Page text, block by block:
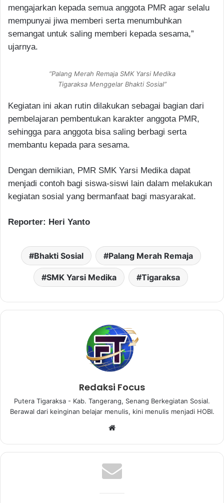
mengajarkan kepada semua anggota PMR agar selalu
mempunyai jiwa memberi serta menumbuhkan
semangat untuk saling memberi kepada sesama,”
ujarnya.
“Palang Merah Remaja SMK Yarsi Medika
Tigaraksa Menggelar Bhakti Sosial”
Kegiatan ini akan rutin dilakukan sebagai bagian dari
pembelajaran pembentukan karakter anggota PMR,
sehingga para anggota bisa saling berbagi serta
membantu kepada para sesama.
Dengan demikian, PMR SMK Yarsi Medika dapat
menjadi contoh bagi siswa-siswi lain dalam melakukan
kegiatan sosial yang bermanfaat bagi masyarakat.
Reporter: Heri Yanto
Bhakti Sosial Palang Merah Remaja
SMK Yarsi Medika Tigaraksa
Redaksi Focus
Putera Tigaraksa - Kab. Tangerang, Senang Berkegiatan Sosial.
Berawal dari keinginan belajar menulis, kini menulis menjadi HOBI.
b
s
i